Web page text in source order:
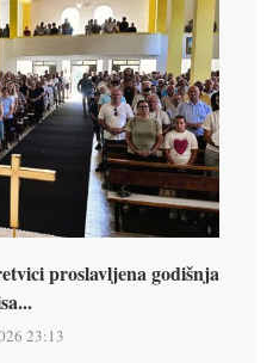
proslavljena godišnja
23:13